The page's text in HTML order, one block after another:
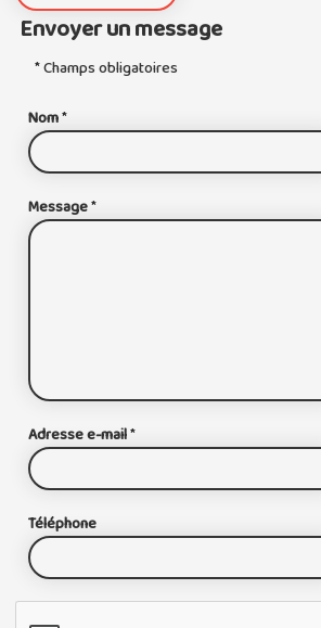
Envoyer un message
* Champs obligatoires
Nom*
Message*
Adresse e-mail*
Téléphone